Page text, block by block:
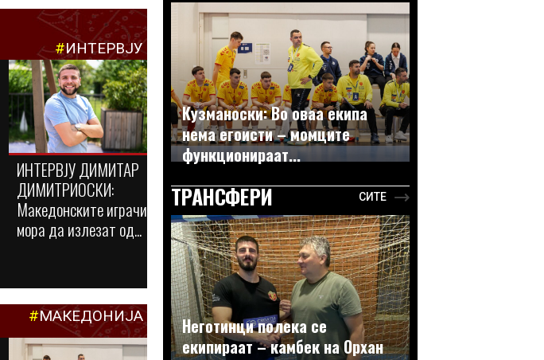
#ИНТЕРВЈУ
ИНТЕРВЈУ ДИМИТАР
ДИМИТРИОСКИ:
Македонските играчи
мора да излезат од...
#МАКЕДОНИЈА
Кузманоски: Во оваа екипа
нема егоисти – момците
функционираат...
ТРАНСФЕРИ СИТЕ
Неготинци полека се
екипираат – камбек на Орхан